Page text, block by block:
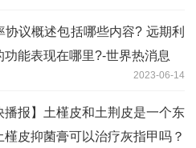
协议概述包括哪些内容? 远期利
功能表现在哪里?-世界热消息
2023-06-14
播报】土槿皮和土荆皮是一个东
槿皮抑菌膏可以治疗灰指甲吗？